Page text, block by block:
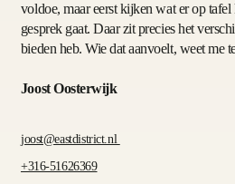
voldoe, maar eerst kijken wat er op
gesprek gaat. Daar zit precies het
bieden heb. Wie dat aanvoelt, weet me
Joost Oosterwijk
joost@eastdistrict.nl
+316-51626369